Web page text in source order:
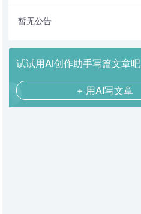
暂无公告
试试用AI创作助手写篇文章吧
+ 用AI写文章